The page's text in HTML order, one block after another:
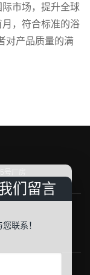
市场，提升全球
，符合标准的浴
对产品质量的满
厂房
们留言
联系！